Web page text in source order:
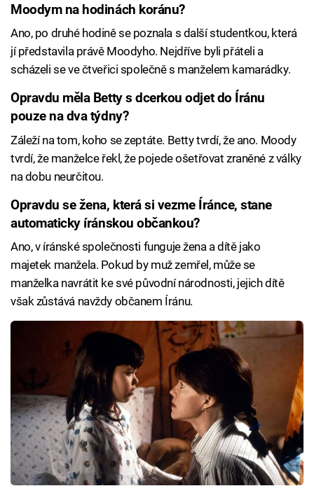
Moodym na hodinách koránu?
Ano, po druhé hodině se poznala s další studentkou, která
jí představila právě Moodyho. Nejdříve byli přáteli a
scházeli se ve čtveřici společně s manželem kamarádky.
Opravdu měla Betty s dcerkou odjet do Íránu
pouze na dva týdny?
Záleží na tom, koho se zeptáte. Betty tvrdí, že ano. Moody
tvrdí, že manželce řekl, že pojede ošetřovat zraněné z války
na dobu neurčitou.
Opravdu se žena, která si vezme Íránce, stane
automaticky íránskou občankou?
Ano, v íránské společnosti funguje žena a dítě jako
majetek manžela. Pokud by muž zemřel, může se
manželka navrátit ke své původní národnosti, jejich dítě
však zůstává navždy občanem Íránu.